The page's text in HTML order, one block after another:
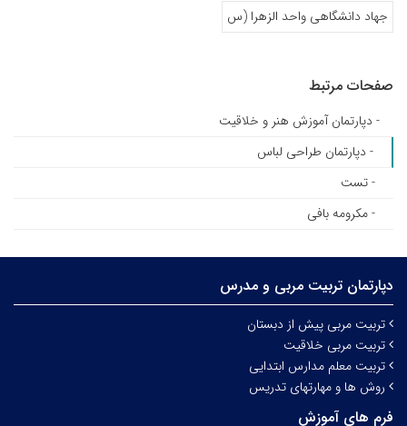
جهاد دانشگاهی واحد الزهرا (س
صفحات مرتبط
- دپارتمان آموزش هنر و خلاقیت
- دپارتمان طراحی لباس
- تست
- مکرومه بافی
دپارتمان تربیت‌ مربی و مدرس
تربیت مربی پیش از دبستان
تربیت مربی خلاقیت
تربیت معلم مدارس ابتدایی
روش ها و مهارتهای تدریس
فرم های آموزش